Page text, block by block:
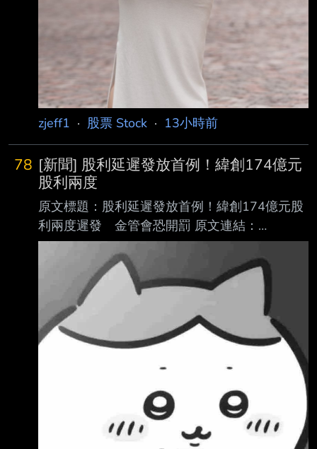
zjeff1 · 股票 Stock · 13小時前
78 [新聞] 股利延遲發放首例！緯創174億元
股利兩度
原文標題：股利延遲發放首例！緯創174億元股
利兩度遲發 金管會恐開罰 原文連結：
https://reurl.cc/5X8l7M 發布時間：2026/08/06
17:40 記者署名：記者 許麗珍 綜合報導 原文內
容： 【記者許麗珍／台北報導】緯創（3231）
高達174億元股利兩度遲發引發市場軒然大波及
股東不滿。金管會今表示經查緯創雖已於今發放
股利完畢，但有股東反映緯創「重訊發布 時間
不夠即時，內容恐有錯」等，將請證交所及台灣
以新台幣3萬元至50萬元違約金，情節嚴